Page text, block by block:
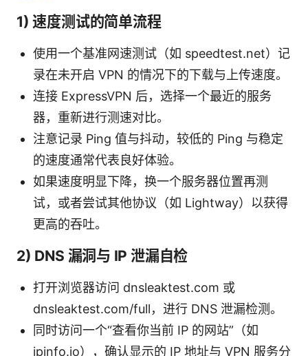
1) 速度测试的简单流程
使用一个基准网速测试（如 speedtest.net）记
录在未开启 VPN 的情况下的下载与上传速度。
连接 ExpressVPN 后，选择一个最近的服务
器，重新进行测速对比。
注意记录 Ping 值与抖动，较低的 Ping 与稳定
的速度通常代表良好体验。
如果速度明显下降，换一个服务器位置再测
试，或者尝试其他协议（如 Lightway）以获得
更高的吞吐。
2) DNS 漏洞与 IP 泄漏自检
打开浏览器访问 dnsleaktest.com 或
dnsleaktest.com/full，进行 DNS 泄漏检测。
同时访问一个“查看你当前 IP 的网站”（如
ipinfo.io），确认显示的 IP 地址与 VPN 服务分